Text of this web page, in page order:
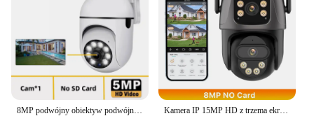
Kamera IP 15MP HD z trzema ekranami WIFI Zewnętrzna kamera 4K z dwoma obiektywami AI Wykrywanie ludzi Wodoodporna kamera bezpieczeństwa wideo CCTV iCsee